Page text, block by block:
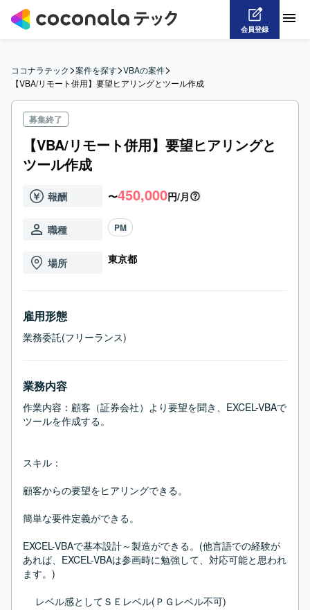
会員登録
ココナラテック>案件を探す>VBAの案件>
【VBA/リモート併用】要望ヒアリングとツール作成
募集終了
【VBA/リモート併用】要望ヒアリングと
ツール作成
報酬 〜450,000円/月
職種 PM
場所 東京都
雇用形態
業務委託(フリーランス)
業務内容
作業内容：顧客（証券会社）より要望を聞き、EXCEL-VBAで
ツールを作成する。
スキル：
顧客からの要望をヒアリングできる。
簡単な要件定義ができる。
EXCEL-VBAで基本設計～製造ができる。(他言語での経験が
あれば、EXCEL-VBAは参画時に勉強して、対応可能と思われ
ます。)
レベル感としてＳＥレベル(ＰＧレベル不可)